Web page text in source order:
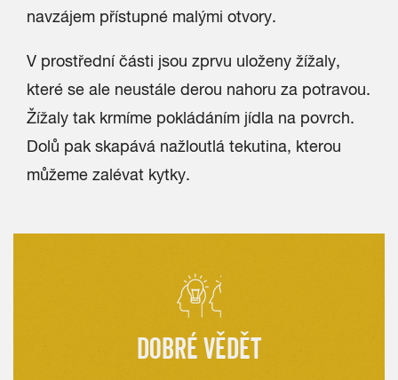
navzájem přístupné malými otvory.
V prostřední části jsou zprvu uloženy žížaly,
které se ale neustále derou nahoru za potravou.
Žížaly tak krmíme pokládáním jídla na povrch.
Dolů pak skapává nažloutlá tekutina, kterou
můžeme zalévat kytky.
DOBRÉ VĚDĚT